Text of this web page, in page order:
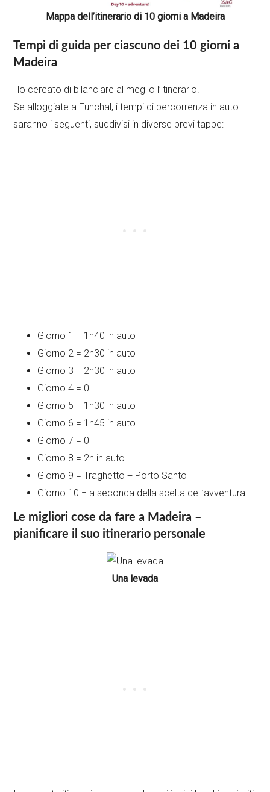
Mappa dell’itinerario di 10 giorni a Madeira
Tempi di guida per ciascuno dei 10 giorni a
Madeira
Ho cercato di bilanciare al meglio l’itinerario.
Se alloggiate a Funchal, i tempi di percorrenza in auto
saranno i seguenti, suddivisi in diverse brevi tappe:
Giorno 1 = 1h40 in auto
Giorno 2 = 2h30 in auto
Giorno 3 = 2h30 in auto
Giorno 4 = 0
Giorno 5 = 1h30 in auto
Giorno 6 = 1h45 in auto
Giorno 7 = 0
Giorno 8 = 2h in auto
Giorno 9 = Traghetto + Porto Santo
Giorno 10 = a seconda della scelta dell’avventura
Le migliori cose da fare a Madeira –
pianificare il suo itinerario personale
Una levada